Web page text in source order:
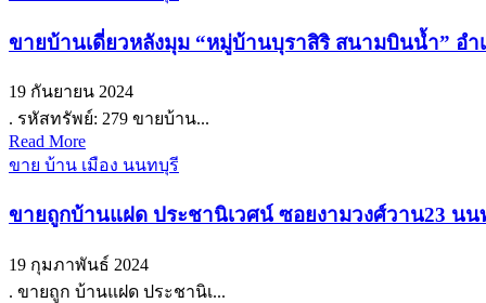
ขายบ้านเดี่ยวหลังมุม “หมู่บ้านบุราสิริ สนามบินน้ำ” อำ
19 กันยายน 2024
. รหัสทรัพย์: 279 ขายบ้าน...
Read More
ขาย บ้าน เมือง นนทบุรี
ขายถูกบ้านแฝด ประชานิเวศน์ ซอยงามวงศ์วาน23 นน
19 กุมภาพันธ์ 2024
. ขายถูก บ้านแฝด ประชานิเ...